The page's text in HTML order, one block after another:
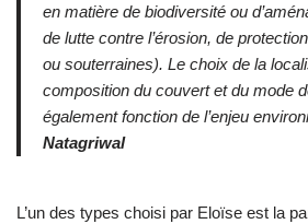
en matière de biodiversité ou
de lutte contre l’érosion, de
ou souterraines). Le choix de la
composition du couvert et du mode
également fonction de l’enjeu
Natagriwal
L’un des types choisi par Eloïse est la